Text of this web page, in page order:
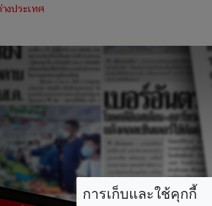
งประเทศ
การเก็บและใช้คุกกี้